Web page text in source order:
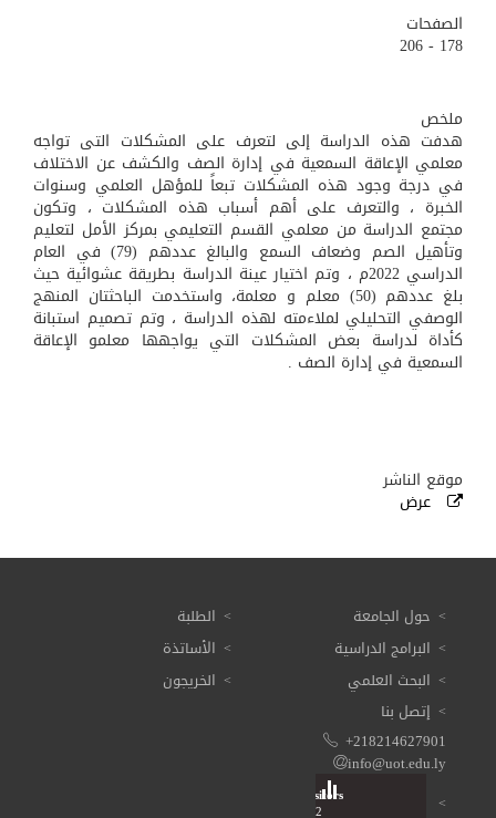
الصفحات
178 - 206
ملخص
هدفت هذه الدراسة إلى لتعرف على المشكلات التى تواجه
معلمي الإعاقة السمعية في إدارة الصف والكشف عن الاختلاف
في درجة وجود هذه المشكلات تبعاً للمؤهل العلمي وسنوات
الخبرة ، والتعرف على أهم أسباب هذه المشكلات ، وتكون
مجتمع الدراسة من معلمي القسم التعليمي بمركز الأمل لتعليم
وتأهيل الصم وضعاف السمع والبالغ عددهم (79) في العام
الدراسي 2022م ، وتم اختيار عينة الدراسة بطريقة عشوائية حيث
بلغ عددهم (50) معلم و معلمة، واستخدمت الباحثتان المنهج
الوصفي التحليلي لملاءمته لهذه الدراسة ، وتم تصميم استبانة
كأداة لدراسة بعض المشكلات التي يواجهها معلمو الإعاقة
السمعية في إدارة الصف .
موقع الناشر
عرض
حول الجامعة
البرامج الدراسية
البحث العلمي
الطلبة
الأساتذة
الخريجون
إتصل بنا
+218214627901
info@uot.edu.ly
Total: 3 614 102
Visitors